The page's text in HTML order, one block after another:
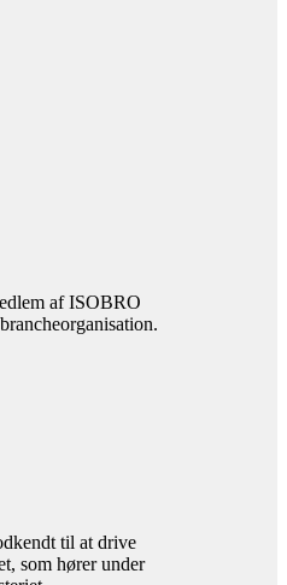
af ISOBRO
til at drive
som hører under